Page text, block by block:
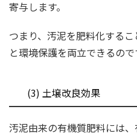
寄与します。
つまり、汚泥を肥料化する
と環境保護を両立できるので
(3) 土壌改良効果
汚泥由来の有機質肥料には